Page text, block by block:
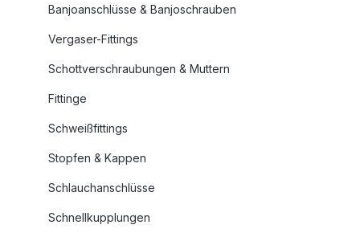
Banjoanschlüsse & Banjoschrauben
Vergaser-Fittings
Schottverschraubungen & Muttern
Fittinge
Schweißfittings
Stopfen & Kappen
Schlauchanschlüsse
Schnellkupplungen